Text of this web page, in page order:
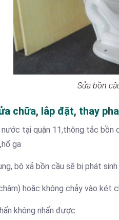
Sửa bồn
chữa, lắp đặt, thay
tại quận 11,thông tắc bồn
ga
bộ xả bồn cầu sẽ bị phát
hoặc không chảy vào két
không nhấn được